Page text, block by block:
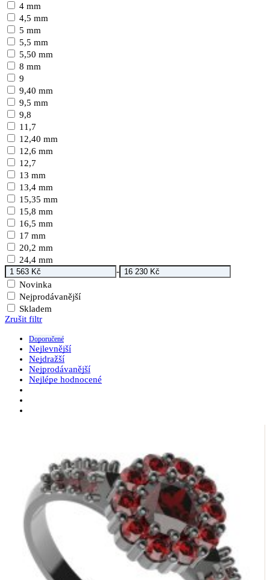
4 mm
4,5 mm
5 mm
5,5 mm
5,50 mm
8 mm
9
9,40 mm
9,5 mm
9,8
11,7
12,40 mm
12,6 mm
12,7
13 mm
13,4 mm
15,35 mm
15,8 mm
16,5 mm
17 mm
20,2 mm
24,4 mm
-
Novinka
Nejprodávanější
Skladem
Zrušit filtr
Doporučené
Nejlevnější
Nejdražší
Nejprodávanější
Nejlépe hodnocené